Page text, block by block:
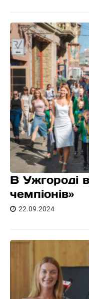
В Ужгороді
чемпіонів»
22.09.2024